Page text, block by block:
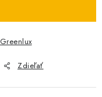
Greenlux
Zdieľať